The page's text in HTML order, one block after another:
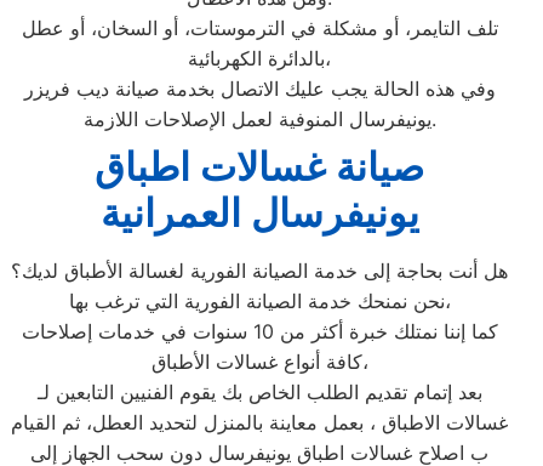
تلف التايمر، أو مشكلة في الترموستات، أو السخان، أو عطل
بالدائرة الكهربائية،
وفي هذه الحالة يجب عليك الاتصال بخدمة صيانة ديب فريزر
يونيفرسال المنوفية لعمل الإصلاحات اللازمة.
صيانة غسالات اطباق
يونيفرسال العمرانية
هل أنت بحاجة إلى خدمة الصيانة الفورية لغسالة الأطباق لديك؟
نحن نمنحك خدمة الصيانة الفورية التي ترغب بها،
كما إننا نمتلك خبرة أكثر من 10 سنوات في خدمات إصلاحات
كافة أنواع غسالات الأطباق،
بعد إتمام تقديم الطلب الخاص بك يقوم الفنيين التابعين لـ
غسالات الاطباق ، بعمل معاينة بالمنزل لتحديد العطل، ثم القيام
ب اصلاح غسالات اطباق يونيفرسال دون سحب الجهاز إلى